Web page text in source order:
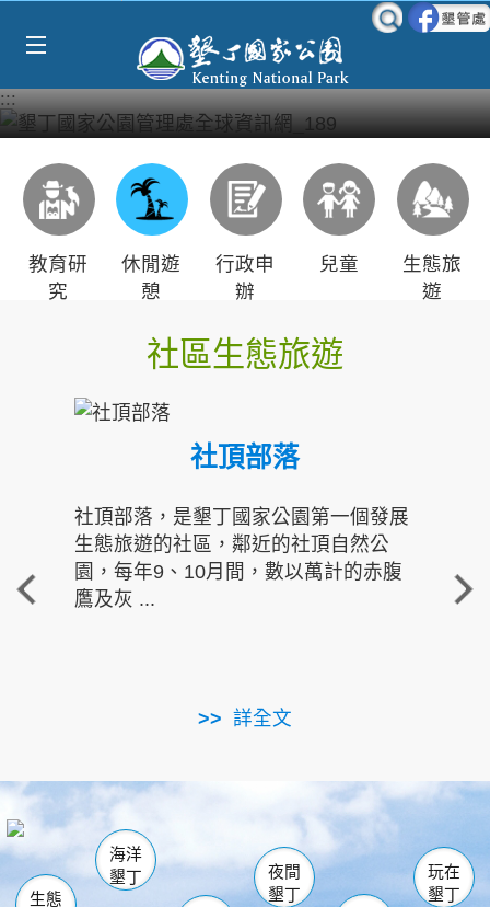
:::
教育研
究
休閒遊
憩
行政申
辦
兒童
生態旅
遊
社區生態旅遊
社頂部落
社頂部落，是墾丁國家公園第一個發展
生態旅遊的社區，鄰近的社頂自然公
園，每年9、10月間，數以萬計的赤腹
鷹及灰 ...
詳全文
重
走進
南仁湖
海生館
恆春 佳樂水
龍鑾潭自然中心 森林遊樂區
瓊麻館
關山 墾管處遊客中心
社頂公園 風吹沙
船帆石
白砂 龍磐公園
香蕉灣
砂島
鵝鑾鼻
生態
海洋
墾丁
夜間
墾丁
玩在
墾丁